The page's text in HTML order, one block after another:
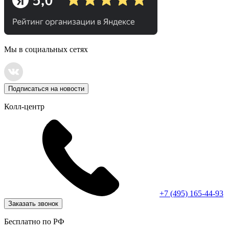
Мы в социальных сетях
Подписаться на новости
Колл-центр
+7 (495) 165-44-93
Заказать звонок
Бесплатно по РФ